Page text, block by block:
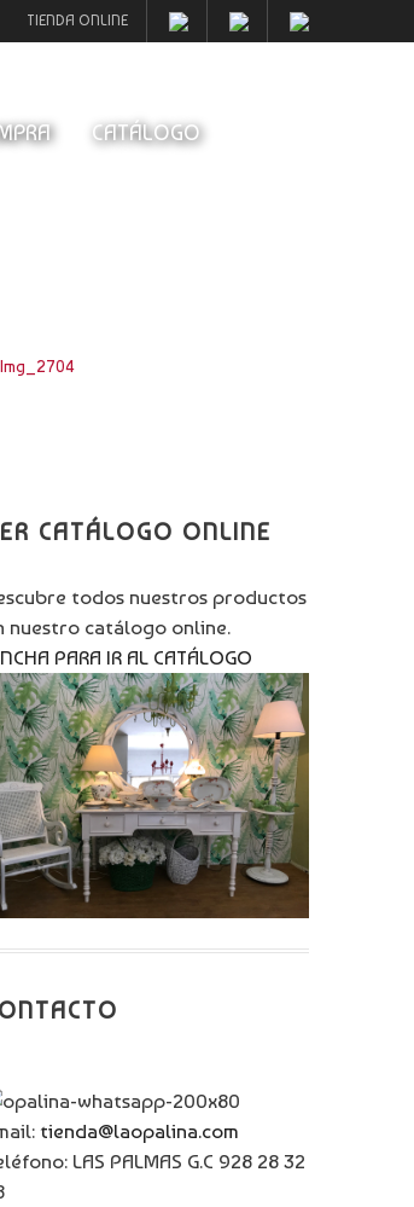
TIENDA ONLINE
CATÁLOGO
Img_2704
CATÁLOGO ONLINE
todos nuestros productos
nuestro catálogo online.
PARA IR AL CATÁLOGO
tienda@laopalina.com
LAS PALMAS G.C 928 28 32